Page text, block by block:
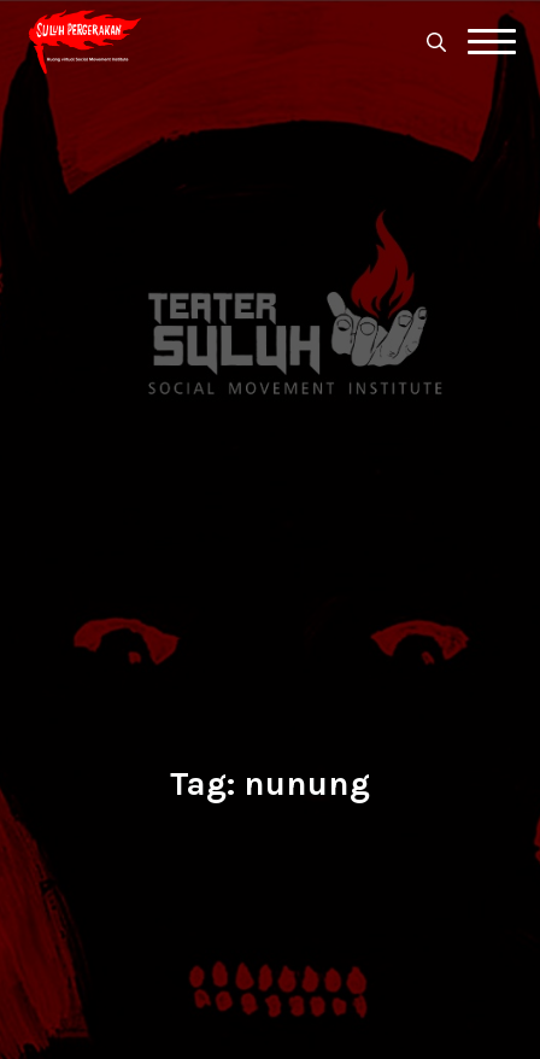
for:
Tag: nunung